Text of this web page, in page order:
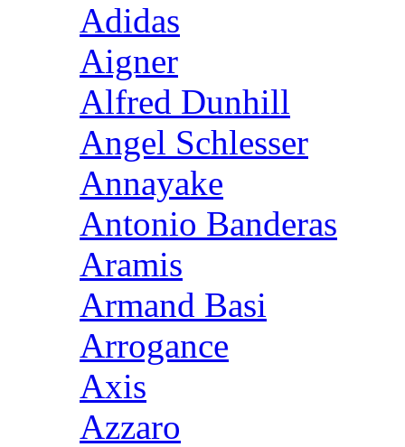
Adidas
Aigner
Alfred Dunhill
Angel Schlesser
Annayake
Antonio Banderas
Aramis
Armand Basi
Arrogance
Axis
Azzaro